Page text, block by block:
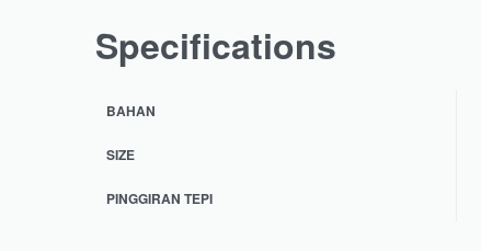
Specifications
BAHAN
SIZE
PINGGIRAN TEPI